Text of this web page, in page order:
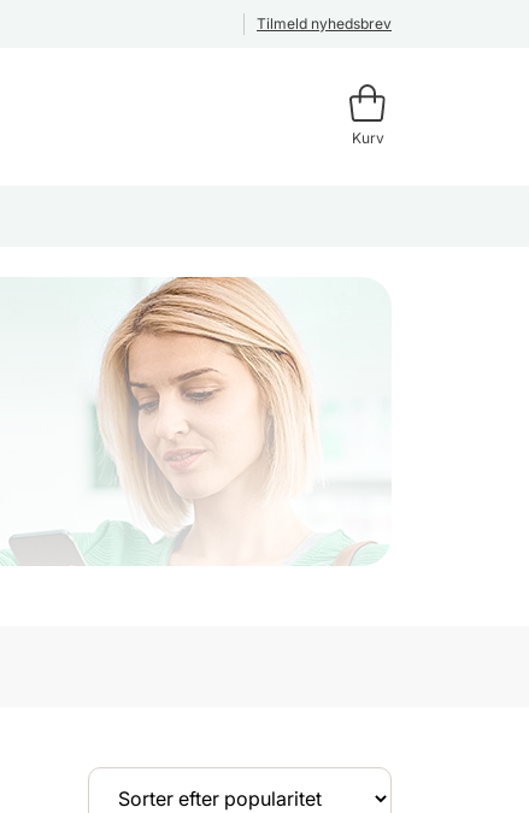
Tilmeld nyhedsbrev
Kurv